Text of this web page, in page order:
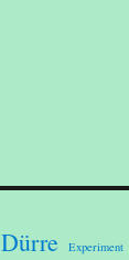
Dürre Experiment